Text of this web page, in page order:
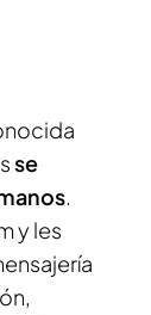
se
.
y les